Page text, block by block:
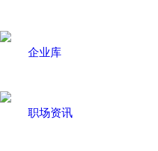
企业库
职场资讯